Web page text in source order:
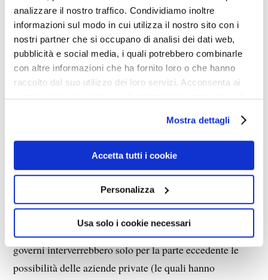
analizzare il nostro traffico. Condividiamo inoltre
informazioni sul modo in cui utilizza il nostro sito con i
nostri partner che si occupano di analisi dei dati web,
pubblicità e social media, i quali potrebbero combinarle
con altre informazioni che ha fornito loro o che hanno
raccolto dal suo utilizzo dei loro servizi. Acconsenta ai
nostri cookie se continua ad utilizzare il nostro sito web.
Mostra dettagli
Accetta tutti i cookie
Personalizza
Usa solo i cookie necessari
Timessi è guardato ben dal pubblicare la mia lettera di
protesta. Ah, questi liberali! Come sono liberali
nell’occultare la verità.
Tornando alle acute osservazioni dell’autore, che
libro lo compri e non se ne pentirà), trovo di estremo
interesse il suggerimento (che nessuno dei delinquenti
che signoreggiano sul pianeta seguirà), secondo cui “ci
sarebbero tutti i motivi per continuare a investire nelle
esplorazioni spaziali, così da moltiplicare nuovi
materiali e marchingegni. E sarebbe un campo adatto
all’applicazione del principio di sussidiarietà, perché i
governi interverrebbero solo per la parte eccedente le
possibilità delle aziende private (le quali hanno